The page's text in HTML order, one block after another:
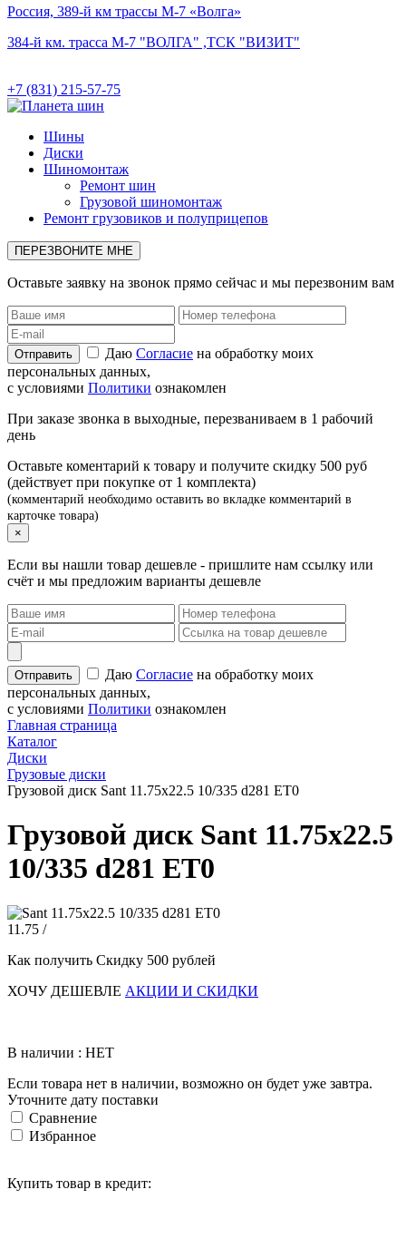
Россия, 389-й км трассы М-7 «Волга»
384-й км. трасса М-7 "ВОЛГА" ,ТСК "ВИЗИТ"
+7 (831) 215-57-75
Шины
Диски
Шиномонтаж
Ремонт шин
Грузовой шиномонтаж
Ремонт грузовиков и полуприцепов
ПЕРЕЗВОНИТЕ МНЕ
Оставьте заявку на звонок прямо сейчас и мы перезвоним вам
Даю Согласие на обработку моих
персональных данных,
с условиями Политики ознакомлен
При заказе звонка в выходные, перезваниваем в 1 рабочий
день
Оставьте коментарий к товару и получите скидку 500 руб
(действует при покупке от 1 комплекта)
(комментарий необходимо оставить во вкладке комментарий в
карточке товара)
×
Если вы нашли товар дешевле - пришлите нам ссылку или
счёт и мы предложим варианты дешевле
Даю Согласие на обработку моих
персональных данных,
с условиями Политики ознакомлен
Главная страница
Каталог
Диски
Грузовые диски
Грузовой диск Sant 11.75х22.5 10/335 d281 ET0
Грузовой диск Sant 11.75х22.5
10/335 d281 ET0
11.75 /
Как получить Скидку 500 рублей
ХОЧУ ДЕШЕВЛЕ АКЦИИ И СКИДКИ
В наличии : НЕТ
Если товара нет в наличии, возможно он будет уже завтра.
Уточните дату поставки
Сравнение
Избранное
Купить товар в кредит: